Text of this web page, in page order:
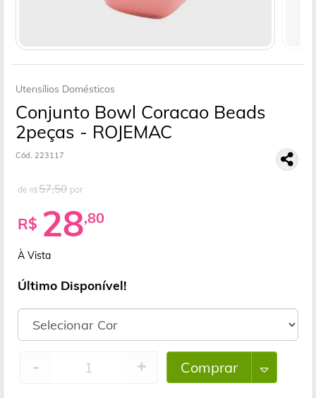
Utensílios Domésticos
Conjunto Bowl Coracao Beads
2peças - ROJEMAC
Cód. 223117
de R$57,50 por
R$ 28,80
À Vista
Último Disponível!
- + Comprar